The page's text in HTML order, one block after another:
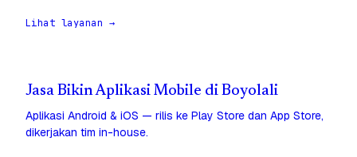
Lihat layanan →
Jasa Bikin Aplikasi Mobile di Boyolali
Aplikasi Android & iOS — rilis ke Play Store dan App Store,
dikerjakan tim in-house.